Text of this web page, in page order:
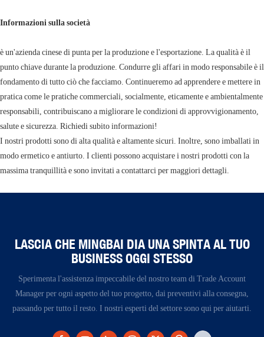
Informazioni sulla società
è un'azienda cinese di punta per la produzione e l'esportazione. La qualità è il
punto chiave durante la produzione. Condurre gli affari in modo responsabile è il
fondamento di tutto ciò che facciamo. Continueremo ad apprendere e mettere in
pratica come le pratiche commerciali, socialmente, eticamente e ambientalmente
responsabili, contribuiscano a migliorare le condizioni di approvvigionamento,
salute e sicurezza. Richiedi subito informazioni!
I nostri prodotti sono di alta qualità e altamente sicuri. Inoltre, sono imballati in
modo ermetico e antiurto. I clienti possono acquistare i nostri prodotti con la
massima tranquillità e sono invitati a contattarci per maggiori dettagli.
LASCIA CHE MINGBAI DIA UNA SPINTA AL TUO
BUSINESS OGGI STESSO
Sperimenta l'assistenza impeccabile del nostro team di Trade Account
Manager per ogni aspetto del tuo progetto, dai preventivi alla consegna,
passando per tutto il resto. I nostri esperti del settore sono qui per aiutarti.